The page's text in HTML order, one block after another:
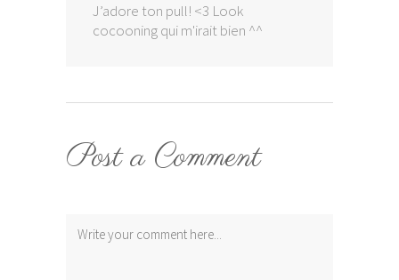
J’adore ton pull! <3 Look
cocooning qui m'irait bien ^^
Post a Comment